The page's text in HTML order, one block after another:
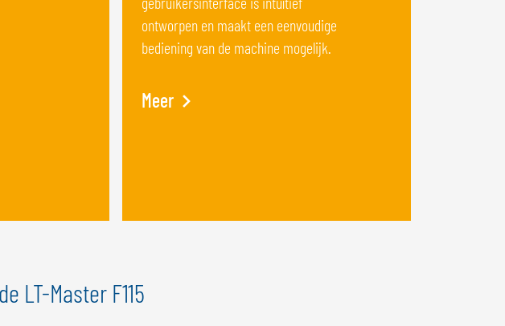
ontworpen en maakt een eenvoudige
bediening van de machine mogelijk.
Meer
LT-Master F115